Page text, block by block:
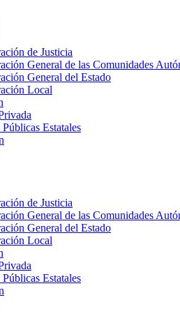
de Justicia
General de las Comunidades
General del Estado
Local
Estatales
de Justicia
General de las Comunidades
General del Estado
Local
Estatales